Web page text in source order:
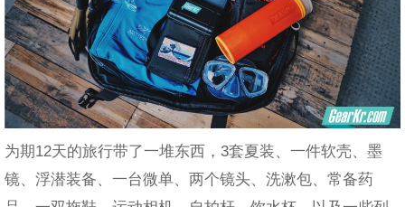
为期12天的旅行带了一堆东西，3套夏装、一件软壳、墨
镜、浮潜装备、一台微单、两个镜头、洗漱包、常备药